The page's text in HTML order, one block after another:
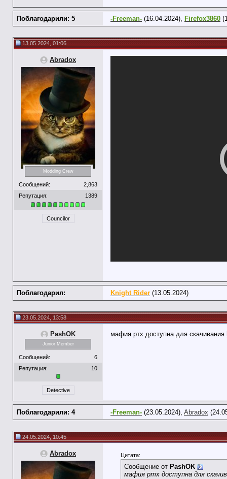
Поблагодарили: 5 -Freeman- (16.04.2024), Firefox3860
13.05.2024, 01:06
Abradox
Modding Crew
Сообщений:
2,863
Репутация:
1389
Councilor
Поблагодарил: Knight Rider (13.05.2024)
23.05.2024, 13:58
PashOK
Junior Member
Сообщений:
6
Репутация:
10
Detective
мафия ртх доступна для скачивания
Поблагодарили: 4 -Freeman- (23.05.2024), Abradox
24.05.2024, 10:45
Abradox Цитата:
Сообщение от PashOK
мафия ртх доступна для